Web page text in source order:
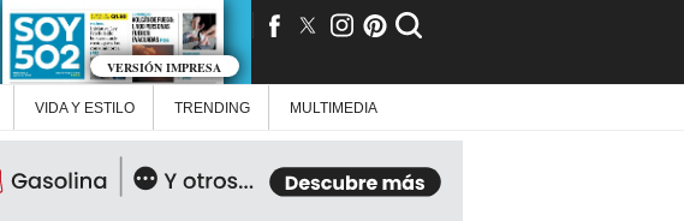
VERSIÓN IMPRESA
VIDA Y ESTILO TRENDING MULTIMEDIA